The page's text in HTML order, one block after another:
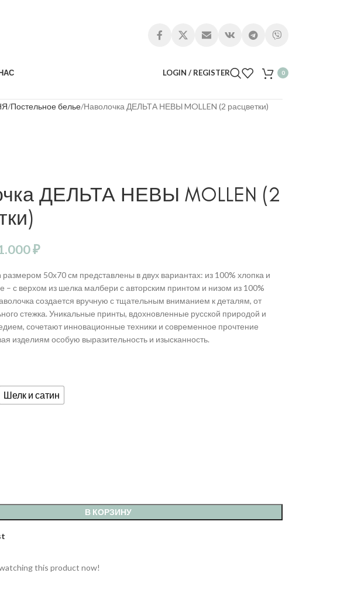
LOGIN / REGISTER 0
Постельное белье Наволочка ДЕЛЬТА НЕВЫ MOLLEN (2 расцветки)
ДЕЛЬТА НЕВЫ MOLLEN (2
₽
50х70 см представлены в двух вариантах: из 100% хлопка и
– с верхом из шелка малбери с авторским принтом и низом из 100%
создается вручную с тщательным вниманием к деталям, от
стежка. Уникальные принты, вдохновленные русской природой и
сочетают инновационные техники и современное прочтение
изделиям особую выразительность и изысканность.
Шелк и сатин
В КОРЗИНУ
this product now!